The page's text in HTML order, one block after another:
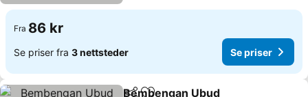
Fra 86 kr
Se priser fra 3 nettsteder Se priser
Bembengan Ubud